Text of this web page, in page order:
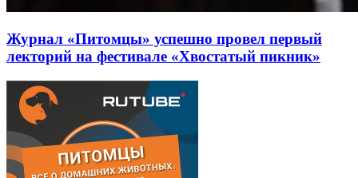
Журнал «Питомцы» успешно провел первый
лекторий на фестивале «Хвостатый пикник»